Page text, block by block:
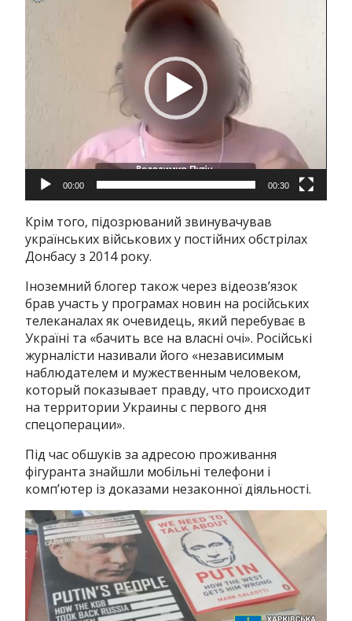
00:00 00:30
Крім того, підозрюваний звинувачував
українських військових у постійних обстрілах
Донбасу з 2014 року.
Іноземний блогер також через відеозв’язок
брав участь у програмах новин на російських
телеканалах як очевидець, який перебуває в
Україні та «бачить все на власні очі». Російські
журналісти називали його «независимым
наблюдателем и мужественным человеком,
который показывает правду, что происходит
на территории Украины с первого дня
спецоперации».
Під час обшуків за адресою проживання
фігуранта знайшли мобільні телефони і
комп’ютер із доказами незаконної діяльності.